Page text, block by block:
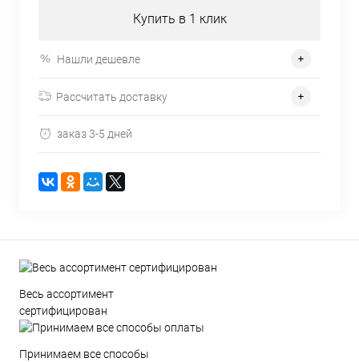
Купить в 1 клик
Нашли дешевле
Рассчитать доставку
заказ 3-5 дней
Весь ассортимент
сертифицирован
Принимаем все способы